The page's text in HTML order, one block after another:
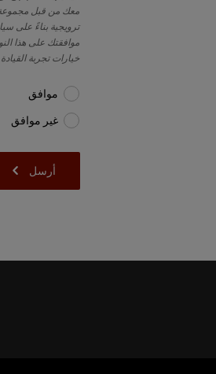
معك من قبل مجموعة
ترويجية بناءً على
موافقتك على هذا
خيارات تجربة
موافق
غير موافق